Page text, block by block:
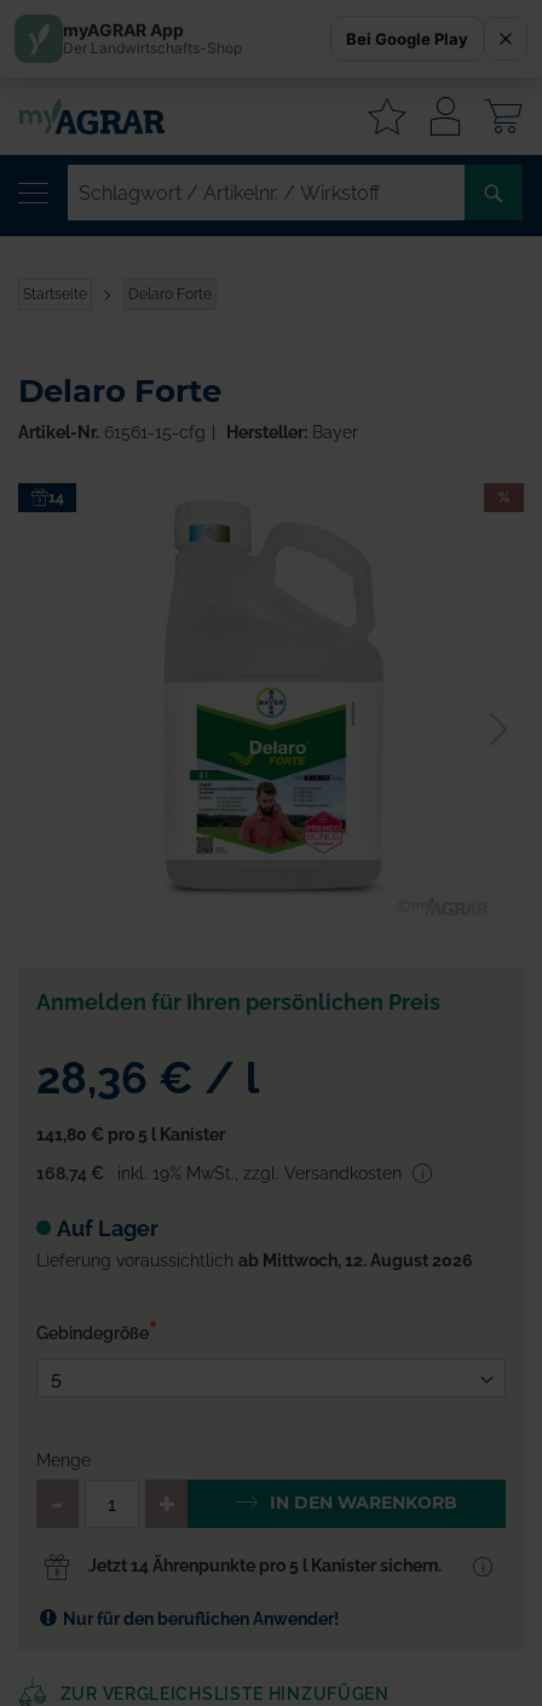
Startseite Delaro Forte
Zum
%
14
Bildgalerie
Delaro Forte
Artikel-Nr. 61561-15-cfg Hersteller:Bayer
Anmelden für Ihren persönlichen Preis
28,36 € / l
141,80 € pro 5 l Kanister
168,74 €
inkl. 19% MwSt. zzgl. Versandkosten
Auf Lager
Lieferung voraussichtlich ab Mittwoch, 12. August 2026
Gebindegröße
Menge
QTY_CONTROL_DECREASE
IN DEN WARENKORB
Jetzt 14 Ährenpunkte pro 5 l Kanister sichern.
Nur für den beruflichen Anwender!
ZUR VERGLEICHSLISTE HINZUFÜGEN
myAGRAR App
Der Landwirtschafts-Shop Bei Google Play